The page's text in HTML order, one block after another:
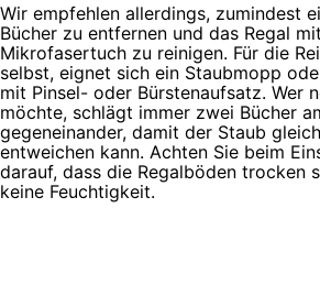
Wir empfehlen allerdings, zumindest
Bücher zu entfernen und das Regal
Mikrofasertuch zu reinigen. Für die
selbst, eignet sich ein Staubmopp
mit Pinsel- oder Bürstenaufsatz. Wer
möchte, schlägt immer zwei Bücher
gegeneinander, damit der Staub
entweichen kann. Achten Sie beim
darauf, dass die Regalböden trocken
keine Feuchtigkeit.